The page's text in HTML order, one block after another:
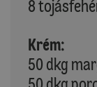
8
Krém:
50 dkg